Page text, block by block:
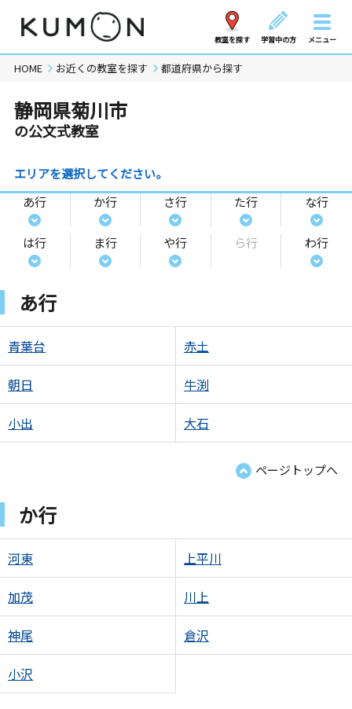
教室を探す 学習中の方 メニュー
HOME お近くの教室を探す 都道府県から探す
静岡県菊川市
の公文式教室
エリアを選択してください。
あ行
か行 さ行 た行 な行
は行 ま行 や行 ら行 わ行
あ行
青葉台 赤土
朝日 牛渕
小出 大石
ページトップへ
か行
河東 上平川
加茂 川上
神尾 倉沢
小沢